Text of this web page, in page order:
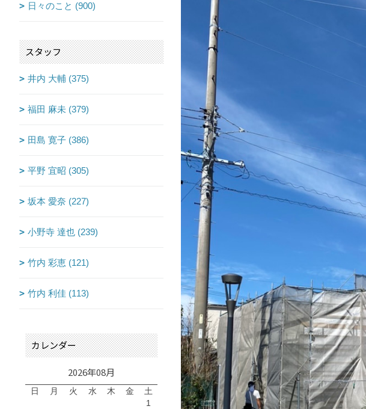
日々のこと (900)
スタッフ
井内 大輔 (375)
福田 麻未 (379)
田島 寛子 (386)
平野 宜昭 (305)
坂本 愛奈 (227)
小野寺 達也 (239)
竹内 彩恵 (121)
竹内 利佳 (113)
カレンダー
2026年08月
日 月 火 水 木 金
土
1